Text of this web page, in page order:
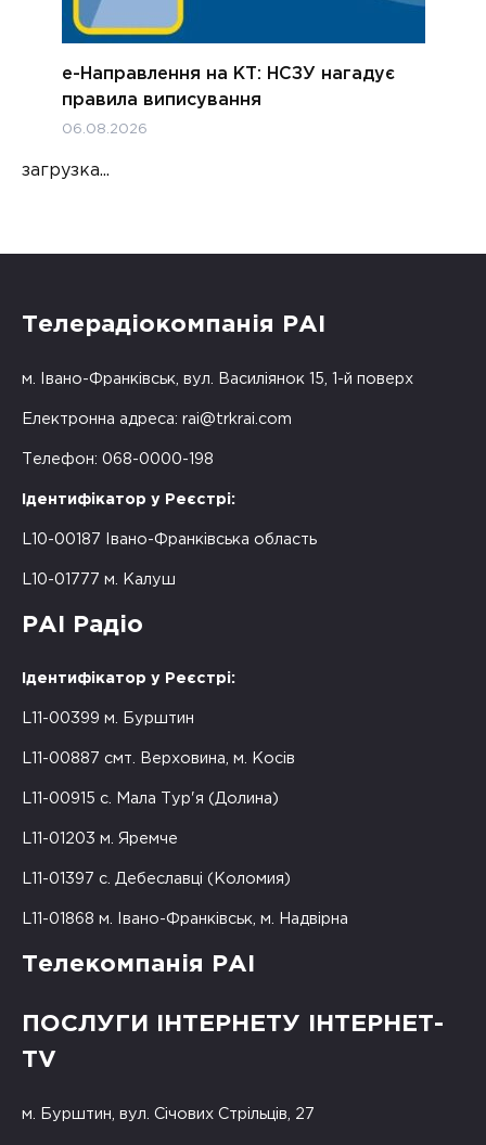
е-Направлення на КТ: НСЗУ нагадує
правила виписування
06.08.2026
загрузка...
Телерадіокомпанія РАІ
м. Івано-Франківськ, вул. Василіянок 15, 1-й поверх
Електронна адреса: rai@trkrai.com
Телефон: 068-0000-198
Ідентифікатор у Реєстрі:
L10-00187 Івано-Франківська область
L10-01777 м. Калуш
РАІ Радіо
Ідентифікатор у Реєстрі:
L11-00399 м. Бурштин
L11-00887 смт. Верховина, м. Косів
L11-00915 с. Мала Тур'я (Долина)
L11-01203 м. Яремче
L11-01397 с. Дебеславці (Коломия)
L11-01868 м. Івано-Франківськ, м. Надвірна
Телекомпанія РАІ
ПОСЛУГИ ІНТЕРНЕТУ ІНТЕРНЕТ-
TV
м. Бурштин, вул. Січових Стрільців, 27